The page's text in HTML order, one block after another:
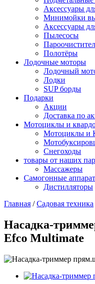
Аксессуары
Минимойки
Аксессуары
Пылесосы
Полотёры
Лодочные моторы
Лодочный
Лодки
SUP борды
Подарки
Акции
Доставка по
Мотоциклы и
Мотоциклы и
Снегоходы
товары от наших
Массажеры
Самогонные
Дистилляторы
Главная /Садовая техника
Насадка-
Efco Multimate